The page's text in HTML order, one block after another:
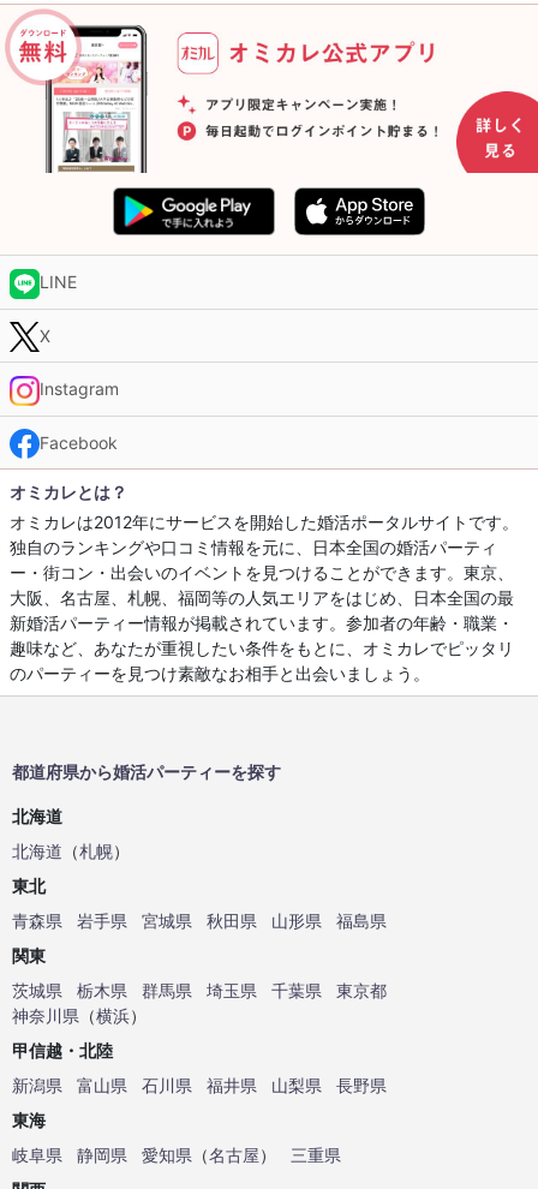
LINE
X
Instagram
Facebook
オミカレとは？
オミカレは2012年にサービスを開始した婚活ポータルサイトです。
独自のランキングや口コミ情報を元に、日本全国の婚活パーティ
ー・街コン・出会いのイベントを見つけることができます。東京、
大阪、名古屋、札幌、福岡等の人気エリアをはじめ、日本全国の最
新婚活パーティー情報が掲載されています。参加者の年齢・職業・
趣味など、あなたが重視したい条件をもとに、オミカレでピッタリ
のパーティーを見つけ素敵なお相手と出会いましょう。
都道府県から婚活パーティーを探す
北海道
北海道 （札幌）
東北
青森県
岩手県 宮城県 秋田県 山形県
福島県
関東
茨城県
栃木県 群馬県 埼玉県 千葉県
東京都
神奈川県 （横浜）
甲信越・北陸
新潟県
富山県 石川県 福井県 山梨県
長野県
東海
岐阜県
静岡県 愛知県 （名古屋）
三重県